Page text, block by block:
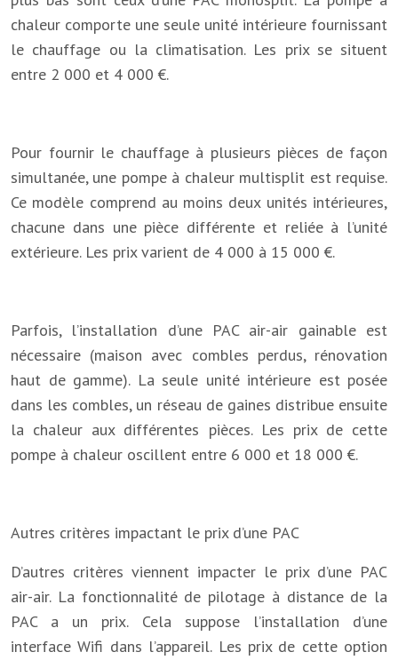
chaleur comporte une seule unité intérieure fournissant
le chauffage ou la climatisation. Les prix se situent
entre 2 000 et 4 000 €.
Pour fournir le chauffage à plusieurs pièces de façon
simultanée, une pompe à chaleur multisplit est requise.
Ce modèle comprend au moins deux unités intérieures,
chacune dans une pièce différente et reliée à l’unité
extérieure. Les prix varient de 4 000 à 15 000 €.
Parfois, l’installation d’une PAC air-air gainable est
nécessaire (maison avec combles perdus, rénovation
haut de gamme). La seule unité intérieure est posée
dans les combles, un réseau de gaines distribue ensuite
la chaleur aux différentes pièces. Les prix de cette
pompe à chaleur oscillent entre 6 000 et 18 000 €.
Autres critères impactant le prix d’une PAC
D’autres critères viennent impacter le prix d’une PAC
air-air. La fonctionnalité de pilotage à distance de la
PAC a un prix. Cela suppose l’installation d’une
interface Wifi dans l’appareil. Les prix de cette option